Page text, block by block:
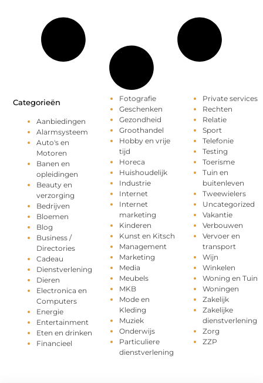
Categorieën
Aanbiedingen
Alarmsysteem
Auto's en
Motoren
Banen en
opleidingen
Beauty en
verzorging
Bedrijven
Bloemen
Blog
Business /
Directories
Cadeau
Dienstverlening
Dieren
Electronica en
Computers
Energie
Entertainment
Eten en drinken
Financieel
Fotografie
Geschenken
Gezondheid
Groothandel
Hobby en vrije
tijd
Horeca
Huishoudelijk
Industrie
Internet
Internet
marketing
Kinderen
Kunst en Kitsch
Management
Marketing
Media
Meubels
MKB
Mode en
Kleding
Muziek
Onderwijs
Particuliere
dienstverlening
Private services
Rechten
Relatie
Sport
Telefonie
Testing
Toerisme
Tuin en
buitenleven
Tweewielers
Uncategorized
Vakantie
Verbouwen
Vervoer en
transport
Wijn
Winkelen
Woning en Tuin
Woningen
Zakelijk
Zakelijke
dienstverlening
Zorg
ZZP